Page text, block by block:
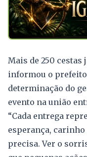
Mais de 250
informou o prefeito
determinação do
evento na união
“Cada entrega
esperança, carinho
precisa. Ver o